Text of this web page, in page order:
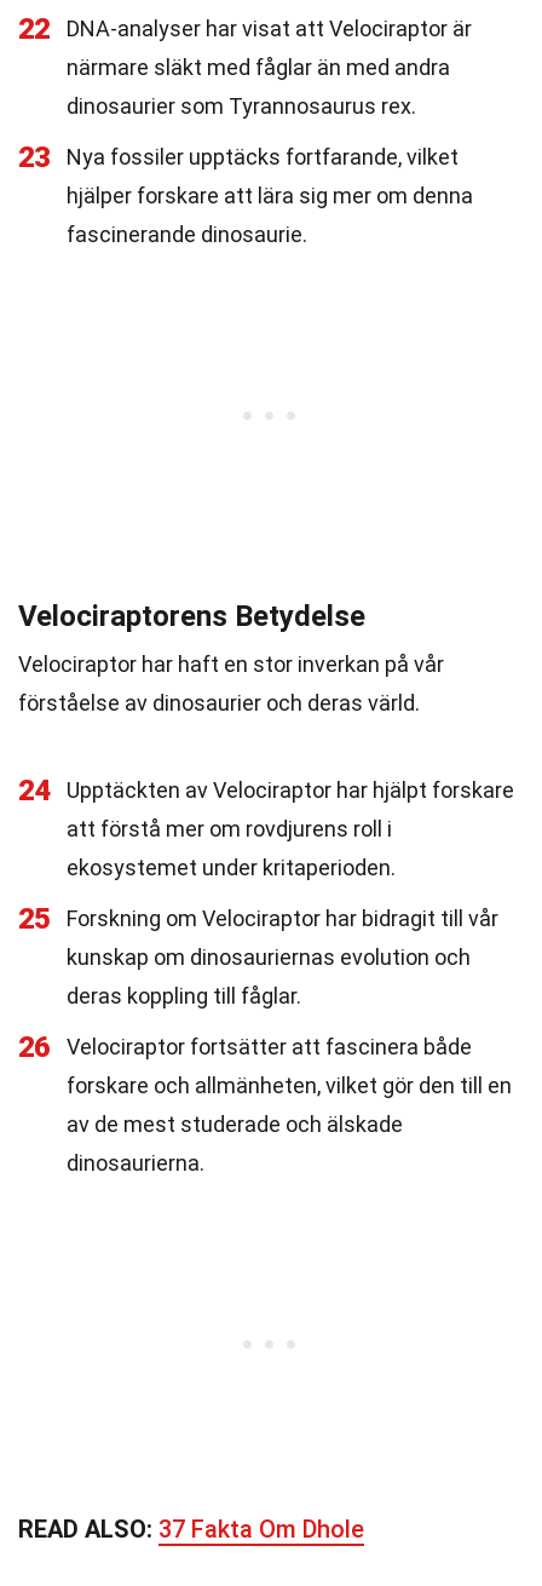
22
DNA-analyser har visat att Velociraptor är
närmare släkt med fåglar än med andra
dinosaurier som Tyrannosaurus rex.
23
Nya fossiler upptäcks fortfarande, vilket
hjälper forskare att lära sig mer om denna
fascinerande dinosaurie.
Velociraptorens Betydelse
Velociraptor har haft en stor inverkan på vår
förståelse av dinosaurier och deras värld.
24
Upptäckten av Velociraptor har hjälpt forskare
att förstå mer om rovdjurens roll i
ekosystemet under kritaperioden.
25
Forskning om Velociraptor har bidragit till vår
kunskap om dinosauriernas evolution och
deras koppling till fåglar.
26
Velociraptor fortsätter att fascinera både
forskare och allmänheten, vilket gör den till en
av de mest studerade och älskade
dinosaurierna.
READ ALSO: 37 Fakta Om Dhole